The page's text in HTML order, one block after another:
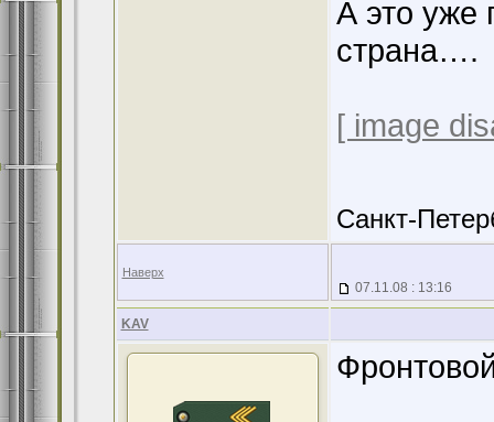
А это уже
страна….
[ image
Санкт-
Наверх
07.11.08 : 13:16
KAV